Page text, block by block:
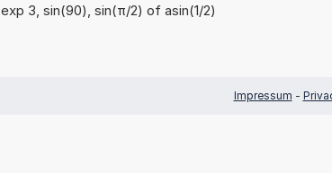
exp 3, sin(90), sin(π/2) of asin(1/2)
Impressum -